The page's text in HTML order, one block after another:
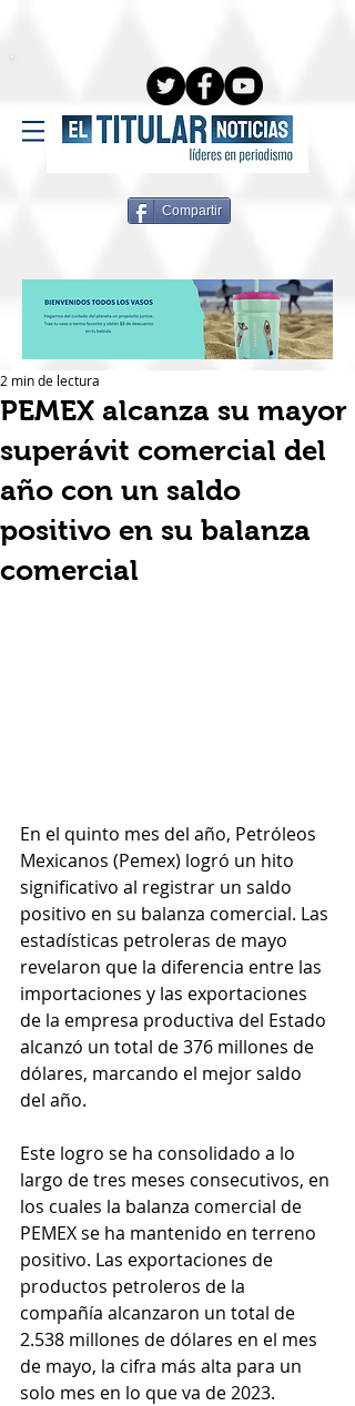
Compartir
PEMEX alcanza su mayor
superávit comercial del
año con un saldo
positivo en su balanza
comercial
2 min de lectura
En el quinto mes del año, Petróleos
Mexicanos (Pemex) logró un hito
significativo al registrar un saldo
positivo en su balanza comercial. Las
estadísticas petroleras de mayo
revelaron que la diferencia entre las
importaciones y las exportaciones
de la empresa productiva del Estado
alcanzó un total de 376 millones de
dólares, marcando el mejor saldo
del año.
Este logro se ha consolidado a lo
largo de tres meses consecutivos, en
los cuales la balanza comercial de
PEMEX se ha mantenido en terreno
positivo. Las exportaciones de
productos petroleros de la
compañía alcanzaron un total de
2.538 millones de dólares en el mes
de mayo, la cifra más alta para un
solo mes en lo que va de 2023.